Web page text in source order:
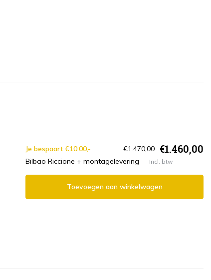
Je bespaart €10.00,- €1.470,00 €1.460,00
Bilbao Riccione + montagelevering Incl. btw
Toevoegen aan winkelwagen